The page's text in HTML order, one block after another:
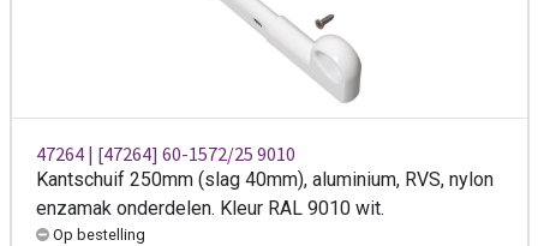
47264 | [47264] 60-1572/25 9010
Kantschuif 250mm (slag 40mm), aluminium, RVS, nylon
enzamak onderdelen. Kleur RAL 9010 wit.
Op bestelling